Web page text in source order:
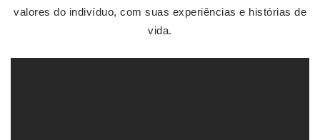
valores do indivíduo, com suas experiências e histórias de
vida.